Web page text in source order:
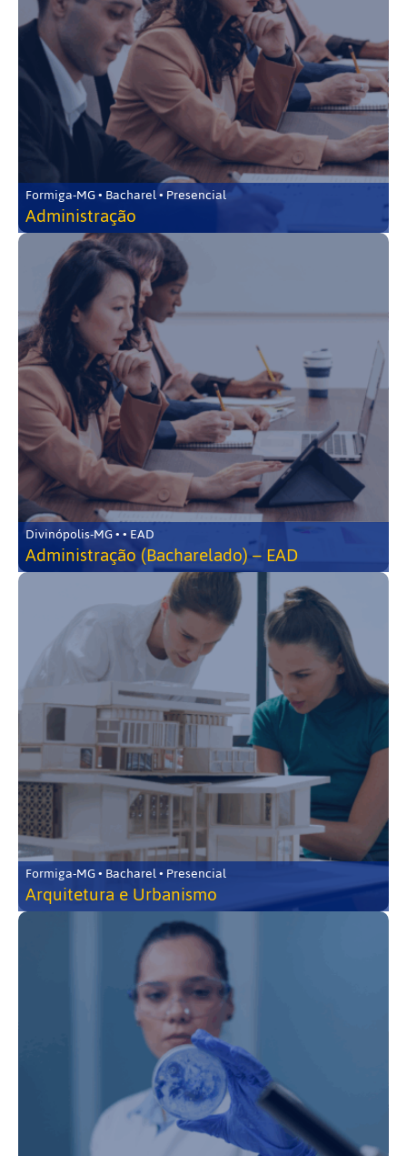
Formiga-MG • Bacharel • Presencial
Administração
Divinópolis-MG • • EAD
Administração (Bacharelado) – EAD
Formiga-MG • Bacharel • Presencial
Arquitetura e Urbanismo